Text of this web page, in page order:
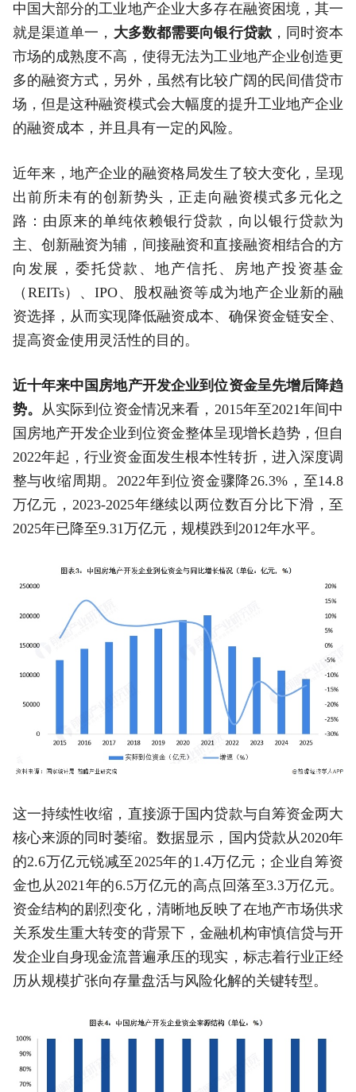
中国大部分的工业地产企业大多存在融资困境，其一
就是渠道单一， 大多数都需要向银行贷款，同时资本
市场的成熟度不高，使得无法为工业地产企业创造更
多的融资方式，另外，虽然有比较广阔的民间借贷市
场，但是这种融资模式会大幅度的提升工业地产企业
的融资成本，并且具有一定的风险。
近年来，地产企业的融资格局发生了较大变化，呈现
出前所未有的创新势头，正走向融资模式多元化之
路：由原来的单纯依赖银行贷款，向以银行贷款为
主、创新融资为辅，间接融资和直接融资相结合的方
向发展，委托贷款、地产信托、房地产投资基金
（REITs）、IPO、股权融资等成为地产企业新的融
资选择，从而实现降低融资成本、确保资金链安全、
提高资金使用灵活性的目的。
近十年来中国房地产开发企业到位资金呈先增后降趋
势。 从实际到位资金情况来看，2015年至2021年间中
国房地产开发企业到位资金整体呈现增长趋势，但自
2022年起，行业资金面发生根本性转折，进入深度调
整与收缩周期。2022年到位资金骤降26.3%，至14.8
万亿元，2023-2025年继续以两位数百分比下滑，至
2025年已降至9.31万亿元，规模跌到2012年水平。
这一持续性收缩，直接源于国内贷款与自筹资金两大
核心来源的同时萎缩。数据显示，国内贷款从2020年
的2.6万亿元锐减至2025年的1.4万亿元；企业自筹资
金也从2021年的6.5万亿元的高点回落至3.3万亿元。
资金结构的剧烈变化，清晰地反映了在地产市场供求
关系发生重大转变的背景下，金融机构审慎信贷与开
发企业自身现金流普遍承压的现实，标志着行业正经
历从规模扩张向存量盘活与风险化解的关键转型。